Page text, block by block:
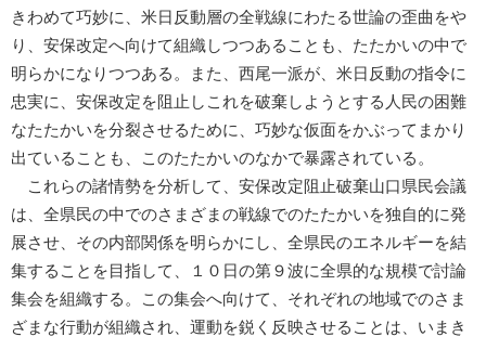
きわめて巧妙に、米日反動層の全戦線にわたる世論の歪曲をや
り、安保改定へ向けて組織しつつあることも、たたかいの中で
明らかになりつつある。また、西尾一派が、米日反動の指令に
忠実に、安保改定を阻止しこれを破棄しようとする人民の困難
なたたかいを分裂させるために、巧妙な仮面をかぶってまかり
出ていることも、このたたかいのなかで暴露されている。
これらの諸情勢を分析して、安保改定阻止破棄山口県民会議
は、全県民の中でのさまざまの戦線でのたたかいを独自的に発
展させ、その内部関係を明らかにし、全県民のエネルギーを結
集することを目指して、１０日の第９波に全県的な規模で討論
集会を組織する。この集会へ向けて、それぞれの地域でのさま
ざまな行動が組織され、運動を鋭く反映させることは、いまき